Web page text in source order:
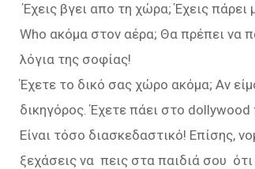
Έχεις βγει απο τη χώρα; Έχεις
Who ακόμα στον αέρα; Θα πρέπει να
λόγια της σοφίας!
Έχετε το δικό σας χώρο ακόμα; Αν
δικηγόρος. Έχετε πάει στο dollywood
Είναι τόσο διασκεδαστικό! Επίσης,
ξεχάσεις να πεις στα παιδιά σου